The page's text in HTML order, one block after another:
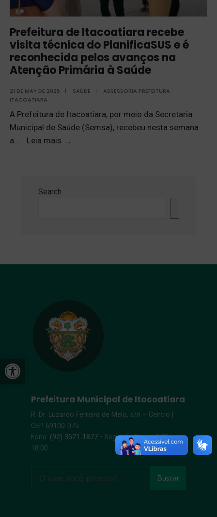
Open toolbar
Prefeitura de Itacoatiara recebe
visita técnica do PlanificaSUS e é
reconhecida pelos avanços na
Atenção Primária à Saúde
21 DE MAY DE 2025 | SAÚDE |
ASSESSORIA PREFEITURA
ITACOATIARA
A Prefeitura de Itacoatiara, por meio da Secretaria
Municipal de Saúde (Semsa), recebeu nesta semana
a... Leia mais →
Search
Prefeitura Municipal de Itacoatiara
R. Dr. Luzardo Ferreira de Melo, s/n – Centro |
CEP 69100-075
Fone: (92) 3521-1877 • Segunda-Sexta, 8:00 –
18:00
Buscar